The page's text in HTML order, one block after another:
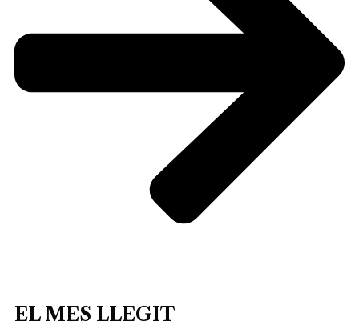
EL MES LLEGIT